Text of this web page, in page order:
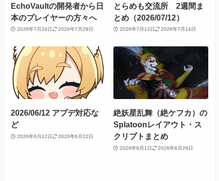
EchoVaultの開発者から日
本のプレイヤーの方々へ
2026年7月24日 2026年7月29日
とらめも交流所 2週間ま
とめ（2026/07/12）
2026年7月12日 2026年7月14日
2026/06/12 アプデ対応な
ど
2026年6月12日 2026年6月22日
絶妖星乱舞（絶ケフカ）の
Splatoonレイアウト・ス
クリプトまとめ
2026年6月1日 2026年6月29日